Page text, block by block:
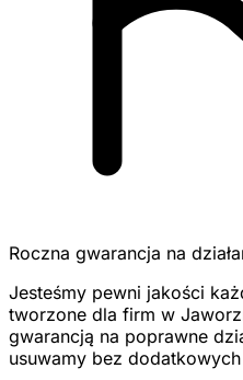
Roczna gwarancja na
Jesteśmy pewni jakości
tworzone dla firm w
gwarancją na poprawne
usuwamy bez